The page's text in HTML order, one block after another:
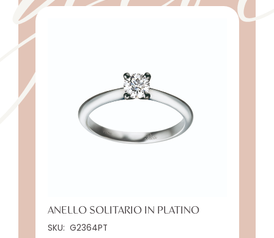
ANELLO SOLITARIO IN PLATINO
SKU: G2364PT